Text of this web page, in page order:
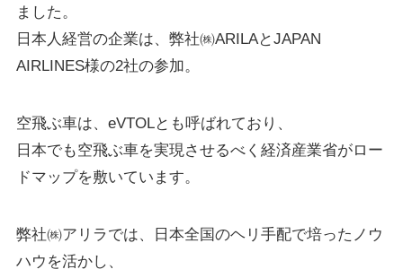
ました。
日本人経営の企業は、弊社㈱ARILAとJAPAN
AIRLINES様の2社の参加。
空飛ぶ車は、eVTOLとも呼ばれており、
日本でも空飛ぶ車を実現させるべく経済産業省がロー
ドマップを敷いています。
弊社㈱アリラでは、日本全国のヘリ手配で培ったノウ
ハウを活かし、